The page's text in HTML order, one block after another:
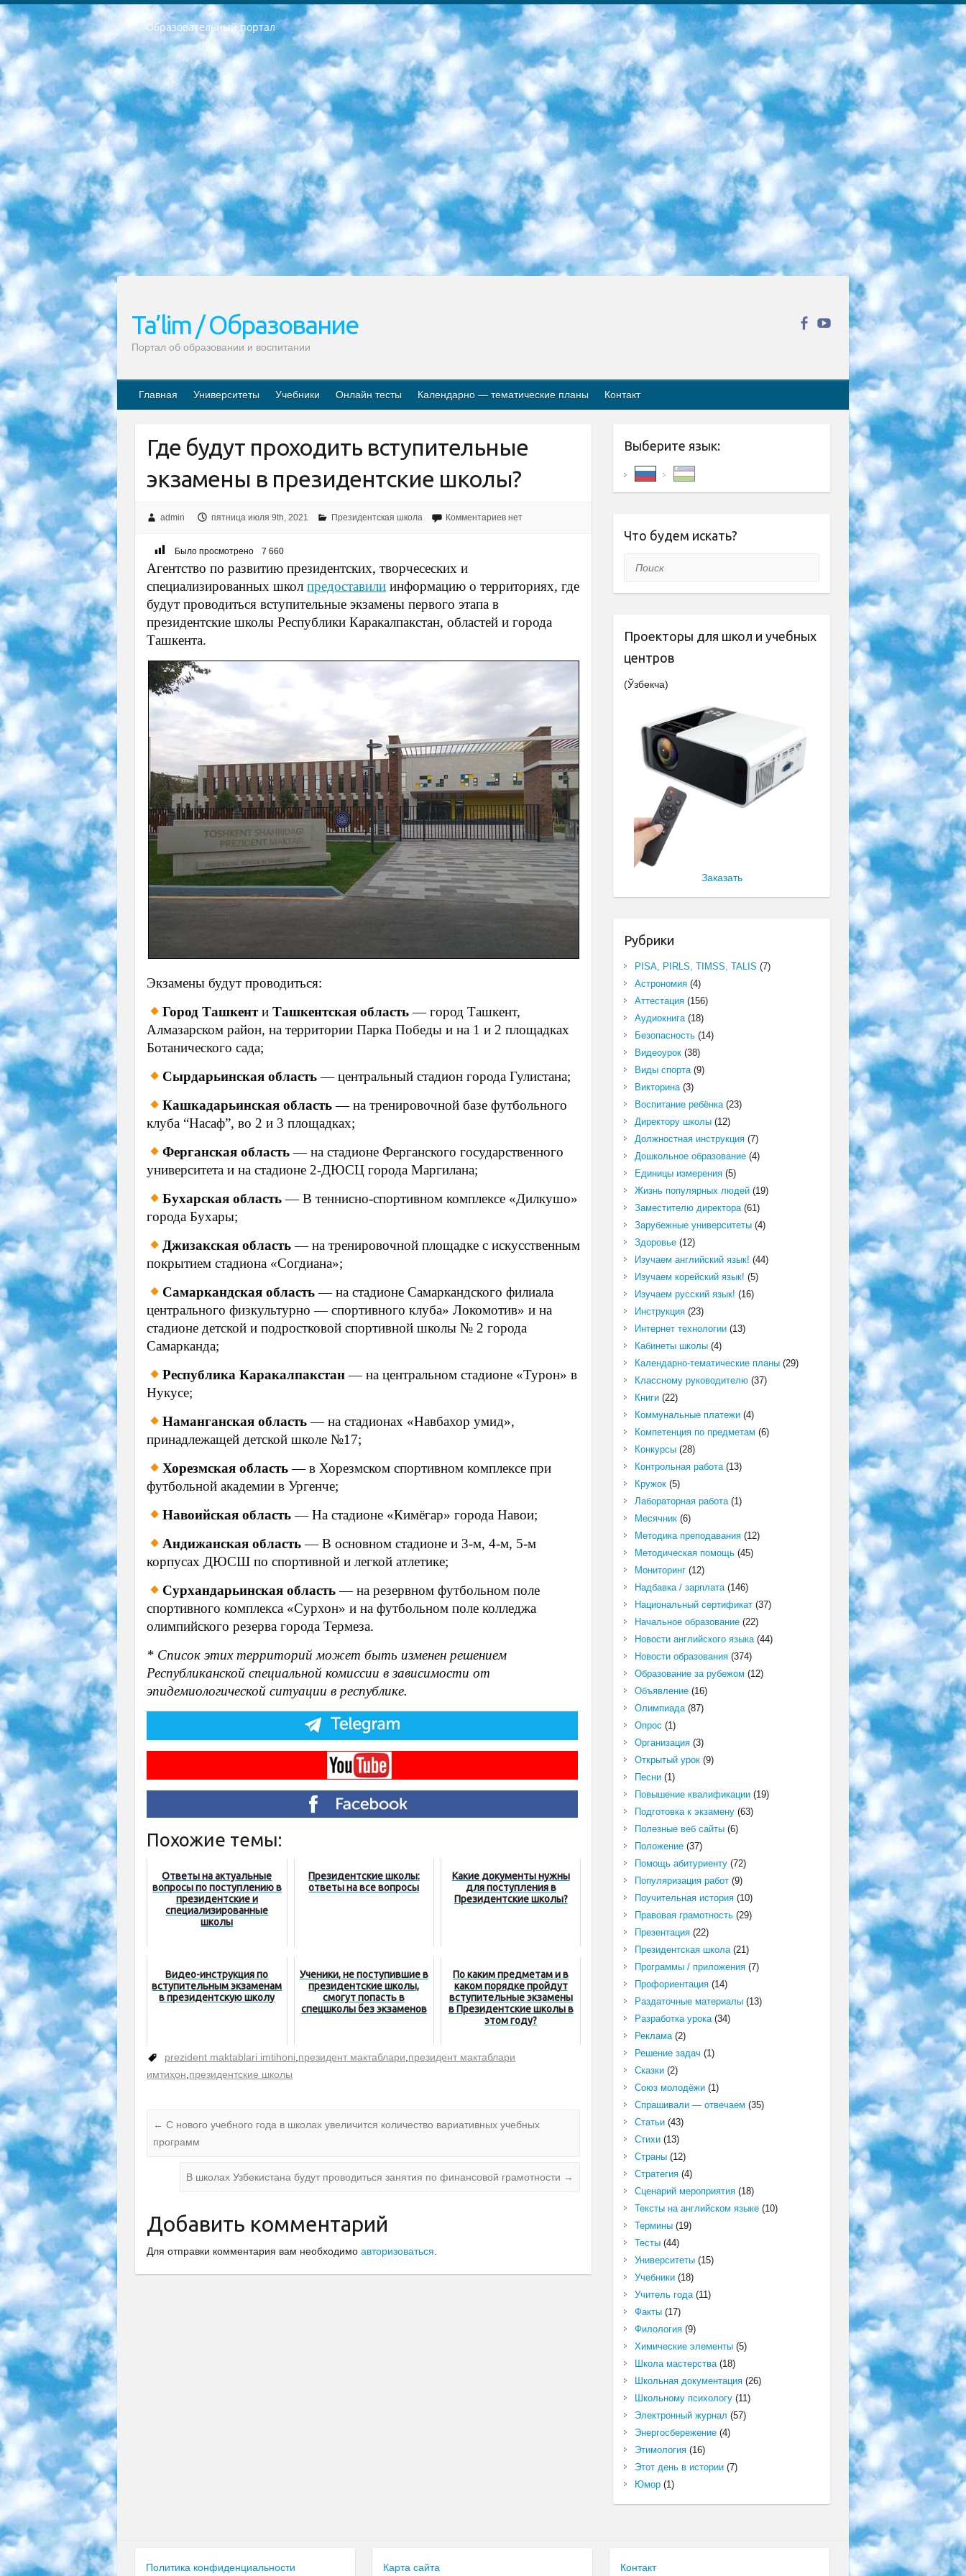
Образовательный портал
РЕСПУБЛИКА УЗБЕКИСТАН МИНИСТРЕРСТВО ДОШКОЛЬНОГО И ШКОЛЬНОГО ОБРАЗОВАНИЯ КОМАНДА в общеобразовательных учреждениях в 2023-2024 учебном году организация и проведение итоговой государственной аттестации обучающихся о Министра дошкольного и школьного образования Республики Узбекистан от 4 марта 2008 года (постановлением Минюста от 20 марта 2008 года № 1778 государственной регистрации) «Итоговое состояние учащихся общего среднего образования на основании положения об утверждении положения об аттестации общего среднего образования выпускной экзамен студентов в образовательных учреждениях в 2023-2024 учебном году В целях организации и прохождения аттестации приказываю: 1. Следующее: перечень предметов, по которым будет проводиться итоговая государственная аттестация и экзамен формы перевода согласно приложению 1; сертификаты международного образца, оценивающие уровень владения иностранными языками перечень согласно приложению 2; 2. Педагогический при специализированных образовательных учреждениях. научно-практический центр квалификации и международной оценки (Д.Давидова) 2024 г. До 25 марта: задания по предметам, по которым будет проводиться итоговая аттестация разработка и утверждение технических условий; итоговая аттестация на основании разработанного предметного задания разработка вопросов по предметам (устно и письменно), экзамен передача; общеобразовательные средние школы и специальные учебные заведения учащиеся выпускных классов школ и интернатов в агентской системе подготовка базы данных экзаменационных материалов и критериев оценки; перевод базы экзаменационных материалов на все языки обучения подать в Республиканский образовательный центр для изготовления; варианты экзаменов на основе разработанных контрольных материалов пусть будут поставлены задачи формирования. 3. Республиканский образовательный центр (Ш.Худайкулов) до 5 апреля 2024 года. до: база данных предоставленных экзаменационных материалов на все языки обучения перевод и экспертиза; для слепых, слабовидящих, глухих, слабослышащих и умственно отсталых детей учащиеся выпускных классов специализированных школ и школ-интернатов база данных экзаменационных материалов на всех преподаваемых языках подготовка критериев оценки; специализированные школы для умственно отсталых детей и технологии для учащихся выпускных классов школ-интернатов разработка соответствующих рекомендаций и критериев проведения ЕГЭ по естествознанию давать задания. 4. Педагогический при специализированных образовательных учреждениях. Научно-практический центр навыков и международной оценки (Д.Давидова), Республика образовательный центр (Худайкулов Ш.) итоговый государственный аттестационный экзамен ориентирован на творческое и логическое мышление при подготовке базы материалов учитывать введение заданий. 5. Следует отметить, что: сертификат государственного образца о знании общеобразовательного предмета и как минимум национальный уровень B1 по предметам на иностранных языках, указанным в Приложении 2. или международно признанный сертификат эквивалентного уровня студенты, изучающие определенный предмет, освобождаются от экзамена; по соответствующим предметам запланирована итоговая государственная аттестация за день до дня, путем жеребьевки Рабочей группой (в письменной форме по предметам, проводимым в форме) из числа сформированных вариантов выбрано 2 варианта; 2 выбранных варианта экзамена анонсированы на официальном сайте министерства и все выпускники по всей стране на основе этих вариантов проводит итоговую государственную аттестацию. 6. Государственное образование учащихся средних общеобразовательных учреждений. знания в соответствии с квалификационными требованиями, которые необходимо приобрести на основании стандартов итоговый (выпускной) контроль для 9 и 11 классов в целях тестирования Экзамены (далее – экзамены) состоят из предметов, перечисленных в приложении 1. будет сделано. 7. Экзамены пройдут с 26 мая по 15 июня 2024 г. (кроме науки физического воспитания). 8. Физическая для учащихся 9 классов общесредних образовательных учреждений. Экзамены по предмету «Образование, квалификация медицина» 1-6 мая 2024 года. сотрудники перевести под присмотр (с отклонениями в физическом или умственном развитии) специализированная школа для детей, школы-интернаты и со сколиозом школы-интернаты санаторного типа для больных детей исключены). 9. Он был слепым, слабовидящим и имел нарушения опорно-двигательного аппарата. экзамены в специализированных школах и интернатах для детей должны проводиться исходя из требований, предъявляемых к общеобразовательным учреждениям (физкультура кроме науки). 10. Специализированная школа для глухих и слабослышащих детей. и экзамены в интернатах и быть реализован в виде письменного теста по математике. 11. Специальность для умственно отсталых детей. Для 9 класса Родной язык и литературное письмо Государственный язык (язык обучения – узбекский). для неклассов) написано Математическое письмо Письменная/устная история Узбекистана Физическое воспитание практично Итоговый контроль Для 11 класса Написание родного языка и литературы (эссе) Математическое письмо Узбекский язык (обучение на узбекском языке) не посещающее общее среднее образование для учреждений)/Образовательное учреждение выбор письменный и устный Иностранный язык письменный/устный Письменная/устная история Узбекистана *По выбору студента:  Химия  Физика  Основы государственного права  География 10 бесплатных образовательных ресурсов - Мы составили подборку онлайн-проектов с интерактивными упражнениями, видеолекциями и статьями. Они помогут вам обрести новые и освежить старые знания бесплатно. 1. «ИНТУИТ» Старейшая образовательная площадка Рунета. Здесь вы найдёте сотни текстовых и видеокурсов на десятки различных тем — от программирования до психологии. Многие курсы подготовлены российскими университетами и крупными международными компаниями вроде Intel и Microsoft. Самостоятельное обучение бесплатное, но желающие могут оплатить услуги персональных наставников. 2. «Смартия» знакомит с актуальными профессиями и подсказывает, как им обучаться. Выбрав заинтересовавшую вас специальность — SMM-специалист, фотограф, веб-дизайнер или другую, — увидите список необходимых для неё умений. Чтобы вы могли освоить их самостоятельно, для каждого умения площадка отображает подборку ссылок на учебные материалы. Хотя «Смартия» ориентируется на русскоязычную аудиторию, часть контента всё же доступна только на английском. 3. «Лекторий Физтеха» Проект Московского физико-технического института (Физтеха). С его помощью вы можете смотреть онлайн серии лекций, записанные на видео в этом вузе. В числе доступных предметов — физика, биология, химия, информационные технологии и другие. К некоторым лекциям администрация ресурса прилагает готовые конспекты, которые можно скачивать в PDF-формате. 4. ITMOcourses Онлайн-площадка Санкт-Петербургского национального исследовательского университета информационных технологий, механики и оптики (ИТМО). Ресурс предоставляет свободный доступ к курсам, разработанным в этом вузе. Каталог материалов разбит на четыре категории: «Оптические системы и технологии», «Приборостроение и робототехника», «Информационные технологии» и «Биотехнологии». Курсы состоят из видеолекций, интерактивных демонстраций и заданий. 5. «КиберЛенинка» Электронная научная библиотека открытого доступа. Каталог площадки регулярно обрастает текстами статей из различных научных изданий. Сгруппированные по журналам и рубрикам публикации можно читать онлайн или скачивать целиком в PDF-формате. Проект нацелен на популяризацию науки за счёт открытого доступа к качественной информации. 6. «ПостНаука» На этом ресурсе публикуют подборки видеолекций, составленные экспертами из разных отраслей и объединённые общими темами. Среди них, к примеру, есть серии «Биоинформатика и геномика», «Культура средневековой Скандинавии» и Cinema Studies о теории кино. Каждая подборка лекций — логически связанная история, рассказанная экспертом от первого лица. Кроме того, на сайте появляются научно-образовательные статьи и тесты на разные темы. 7. «Newочём» Команда проекта «Newочём» отбирает самые интересные тексты из англоязычных СМИ и переводит те из них, за которые голосуют участники сообщества «ВКонтакте». По большей части это научно-популярные статьи. Редакторы придумывают лишь заголовки, в остальном содержание переводов соответствует оригиналам. Полные тексты можно читать прямо в социальной сети. 8. InternetUrok Онлайн-база материалов по основным дисциплинам школьной программы. Информация на сайте структурирована по классам, предметам и темам (урокам). Каждый урок состоит из видеолекций и конспектов. Есть также интерактивные тренажёры и тесты для закрепления пройденного материала. Даже если вы давно окончили школу, возможность повторить программу старших классов всегда может пригодиться. 9. Edutainme Ещё один ресурс об образовании. В отличие от Newtonew, как мне кажется, Edutainme больше ориентируется на представителей индустрии: педагогов, предпринимателей, разработчиков образовательных проектов. Но и любой, кто просто стремится к саморазвитию, найдёт на сайте много полезного и интересного для себя. Например, информацию о новых курсах и образовательных сервисах. 10. Newtonew Онлайн-медиа об образовании и обучении в широком смысле. Авторы Newtonew пишут об инструментах, заведениях, тактиках и стратегиях, которые помогают учить других и получать новые знания самостоятельно. На этой площадке вы найдёте новости, обзоры, аналитические мат
Ta’lim / Образование
Портал об образовании и воспитании
Главная Университеты Учебники Онлайн тесты Календарно — тематические планы Контакт
Где будут проходить вступительные
экзамены в президентские школы?
admin пятница июля 9th, 2021 Президентская школа Комментариев нет
Было просмотрено 7 660
Агентство по развитию президентских, творчесеских и
специализированных школпредоставили информацию о территориях, где
будут проводиться вступительные экзамены первого этапа в
президентские школы Республики Каракалпакстан, областей и города
Ташкента.
Экзамены будут проводиться:
Город Ташкенти Ташкентская область— город Ташкент,
Алмазарском район, на территории Парка Победы и на 1 и 2 площадках
Ботанического сада;
Сырдарьинская область— центральный стадион города Гулистана;
Кашкадарьинская область— на тренировочной базе футбольного
клуба “Насаф”, во 2 и 3 площадках;
Ферганская область— на стадионе Ферганского государственного
университета и на стадионе 2-ДЮСЦ города Маргилана;
Бухарская область— В теннисно-спортивном комплексе «Дилкушо»
города Бухары;
Джизакская область— на тренировочной площадке с искусственным
покрытием стадиона «Согдиана»;
Самаркандская область— на стадионе Самаркандского филиала
центрального физкультурно — спортивного клуба» Локомотив» и на
стадионе детской и подростковой спортивной школы № 2 города
Самарканда;
Республика Каракалпакстан— на центральном стадионе «Турон» в
Нукусе;
Наманганская область— на стадионах «Навбахор умид»,
принадлежащей детской школе №17;
Хорезмская область— в Хорезмском спортивном комплексе при
футбольной академии в Ургенче;
Навоийская область— На стадионе «Кимёгар» города Навои;
Андижанская область— В основном стадионе и 3-м, 4-м, 5-м
корпусах ДЮСШ по спортивной и легкой атлетике;
Сурхандарьинская область— на резервном футбольном поле
спортивного комплекса «Сурхон» и на футбольном поле колледжа
олимпийского резерва города Термеза.
* Список этих территорий может быть изменен решением
Республиканской специальной комиссии в зависимости от
эпидемиологической ситуации в республике.
Похожие темы:
Ответы на актуальные
вопросы по поступлению в
президентские и
специализированные
школы
Президентские школы:
ответы на все вопросы
Какие документы нужны
для поступления в
Президентские школы?
Видео-инструкция по
вступительным экзаменам
в президентскую школу
Ученики, не поступившие в
президентские школы,
смогут попасть в
спецшколы без экзаменов
По каким предметам и в
каком порядке пройдут
вступительные экзамены
в Президентские школы в
этом году?
prezident maktablari imtihoni,президент мактаблари,президент мактаблари
имтиҳон,президентские школы
← С нового учебного года в школах увеличится количество вариативных учебных
программ
В школах Узбекистана будут проводиться занятия по финансовой грамотности →
Добавить комментарий
Для отправки комментария вам необходимоавторизоваться
Выберите язык:
Что будем искать?
Поиск
Проекторы для школ и учебных
центров
(Ўзбекча)
Заказать
Рубрики
PISA, PIRLS, TIMSS, TALIS (7)
Астрономия(4)
Аттестация(156)
Аудиокнига(18)
Безопасность(14)
Видеоурок(38)
Виды спорта(9)
Викторина(3)
Воспитание ребёнка(23)
Директору школы(12)
Должностная инструкция(7)
Дошкольное образование(4)
Единицы измерения(5)
Жизнь популярных людей(19)
Заместителю директора(61)
Зарубежные университеты(4)
Здоровье(12)
Изучаем английский язык! (44)
Изучаем корейский язык! (5)
Изучаем русский язык! (16)
Инструкция(23)
Интернет технологии(13)
Кабинеты школы(4)
Календарно-тематические планы(29)
Классному руководителю(37)
Книги(22)
Коммунальные платежи(4)
Компетенция по предметам (6)
Конкурсы(28)
Контрольная работа(13)
Кружок(5)
Лабораторная работа(1)
Месячник(6)
Методика преподавания(12)
Методическая помощь(45)
Мониторинг(12)
Надбавка / зарплата(146)
Национальный сертификат(37)
Начальное образование(22)
Новости английского языка(44)
Новости образования(374)
Образование за рубежом (12)
Объявление(16)
Олимпиада(87)
Опрос (1)
Организация(3)
Открытый урок(9)
Песни(1)
Повышение квалификации(19)
Подготовка к экзамену(63)
Полезные веб сайты(6)
Положение(37)
Помощь абитуриенту(72)
Популяризация работ(9)
Поучительная история(10)
Правовая грамотность(29)
Презентация(22)
Президентская школа(21)
Программы / приложения(7)
Профориентация(14)
Раздаточные материалы(13)
Разработка урока(34)
Реклама(2)
Решение задач (1)
Сказки(2)
Союз молодёжи(1)
Спрашивали — отвечаем (35)
Статьи(43)
Стихи(13)
Страны(12)
Стратегия(4)
Сценарий мероприятия(18)
Тексты на английском языке(10)
Термины(19)
Тесты(44)
Университеты(15)
Учебники(18)
Учитель года(11)
Факты(17)
Филология(9)
Химические элементы(5)
Школа мастерства(18)
Школьная документация(26)
Школьному психологу(11)
Электронный журнал (57)
Энергосбережение(4)
Этимология(16)
Этот день в истории(7)
Юмор(1)
Политика конфиденциальности Карта сайта Контакт